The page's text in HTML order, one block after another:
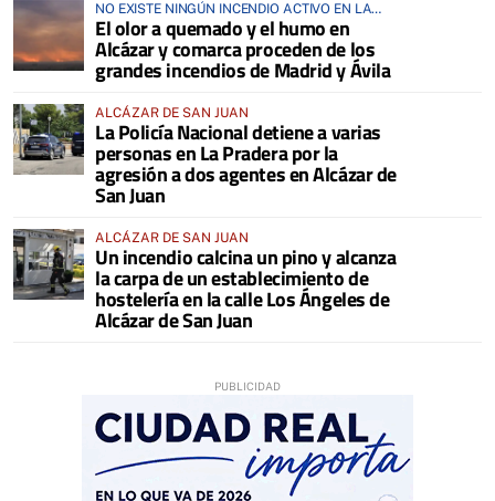
NO EXISTE NINGÚN INCENDIO ACTIVO EN LA
COMARCA
El olor a quemado y el humo en
Alcázar y comarca proceden de los
grandes incendios de Madrid y Ávila
ALCÁZAR DE SAN JUAN
La Policía Nacional detiene a varias
personas en La Pradera por la
agresión a dos agentes en Alcázar de
San Juan
ALCÁZAR DE SAN JUAN
Un incendio calcina un pino y alcanza
la carpa de un establecimiento de
hostelería en la calle Los Ángeles de
Alcázar de San Juan